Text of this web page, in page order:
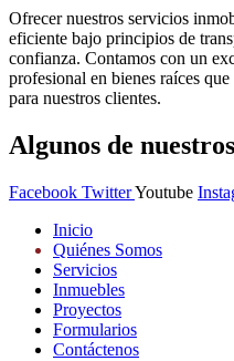
Ofrecer nuestros servicios
eficiente bajo principios de
confianza. Contamos con un
profesional en bienes raíces
para nuestros clientes.
Algunos de
Facebook TwitterYoutube
Inicio
Quiénes Somos
Servicios
Inmuebles
Proyectos
Formularios
Contáctenos